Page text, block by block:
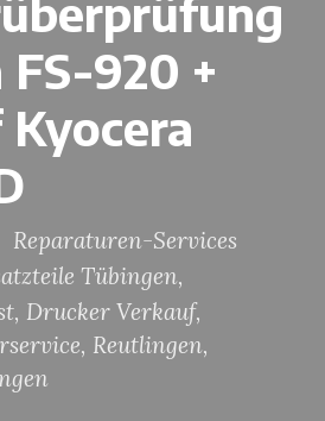
FS-920 +
Reparaturen-Services
Tübingen,
, Drucker Verkauf,
, Reutlingen,